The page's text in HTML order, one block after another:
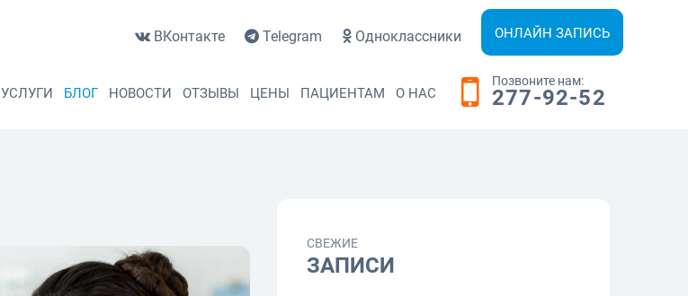
ВКонтакте Telegram Одноклассники ОНЛАЙН ЗАПИСЬ
УСЛУГИ БЛОГ НОВОСТИ ОТЗЫВЫ ЦЕНЫ ПАЦИЕНТАМ О НАС
Позвоните нам:
277-92-52
СВЕЖИЕ
ЗАПИСИ